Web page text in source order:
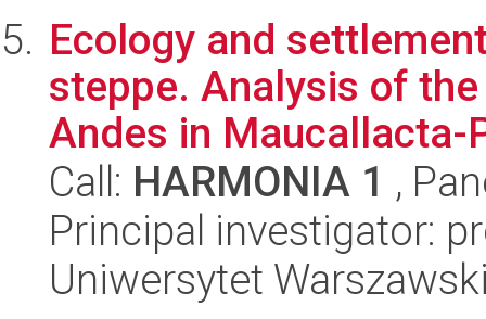
Ecology and
steppe. Analysis of
Andes in Maucallacta-
Call: HARMONIA 1 ,
Principal investigator:
Uniwersytet